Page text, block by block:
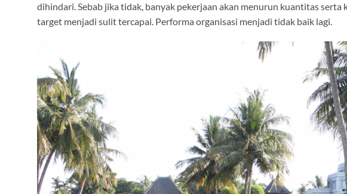
dihindari. Sebab jika tidak, banyak pekerjaan akan menurun kuantitas
target menjadi sulit tercapai. Performa organisasi menjadi tidak baik lagi.